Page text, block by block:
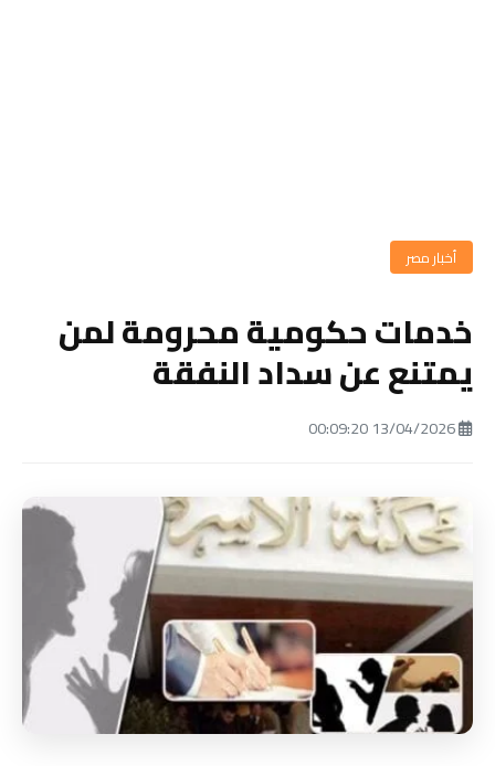
أخبار مصر
خدمات حكومية محرومة لمن
يمتنع عن سداد النفقة